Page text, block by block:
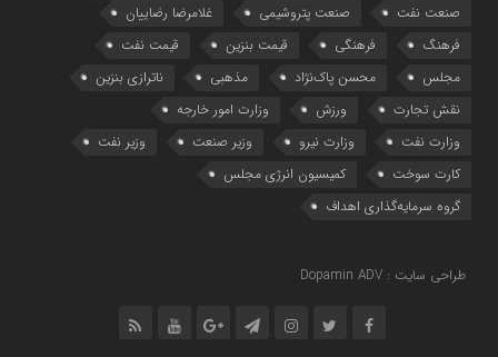
صنعت نفت
صنعت پتروشیمی
غلامرضا رضاییان
فرهنگ
فرهنگی قیمت بنزین
قیمت نفت
مجلس
محسن پاک‌نژاد مذهبی
ناترازی بنزین
نقش تجارت
ورزش
وزارت امور خارجه
وزارت نفت
وزارت نیرو وزیر صنعت
وزیر نفت
کارت سوخت
کمیسیون انرژی مجلس
گروه سرمایه‌‌گذاری اهداف
طراحی سایت : Dopamin ADV